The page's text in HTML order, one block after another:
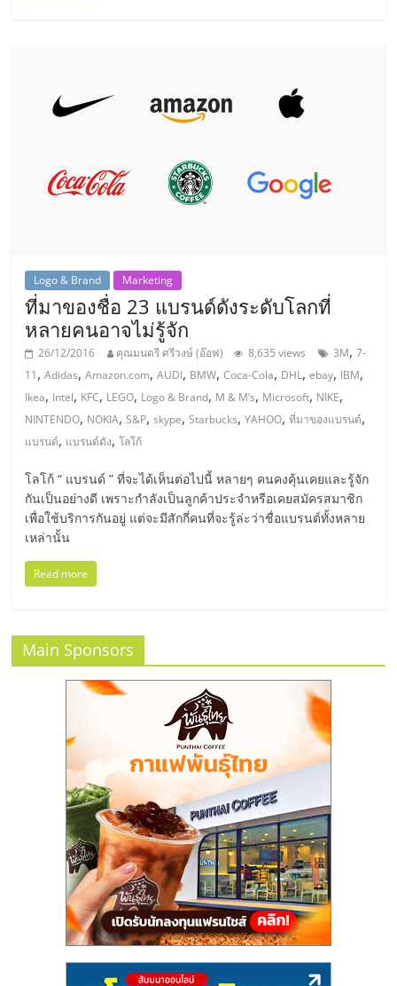
ไชส์,
ปรึกษา
แฟ
รน
ไชส์,
รวม
แฟ
รน
ขาย
แฟ
รน
ไชส์
แฟ
รน
หน้า
บ้าน
Logo & Brand Marketing
ที่มาของชื่อ 23 แบรนด์ดังระดับโลกที่
หลายคนอาจไม่รู้จัก
26/12/2016 คุณมนตรี ศรีวงษ์ (อ๊อฟ) 8,635 views 3M,7-
11,Adidas,Amazon.com,AUDI, BMW,Coca-Cola, DHL,ebay, IBM,
Ikea, Intel, KFC, LEGO, Logo & Brand, M & M’s, Microsoft, NIKE,
NINTENDO, NOKIA,S&P,skype,Starbucks,YAHOO,ที่มาของแบรนด์,
แบรนด์, แบรนด์ดัง,โลโก้
โลโก้ “ แบรนด์ ” ที่จะได้เห็นต่อไปนี้ หลายๆ คนคงคุ้นเคยและรู้จัก
กันเป็นอย่างดี เพราะกำลังเป็นลูกค้าประจำหรือเคยสมัครสมาชิก
เพื่อใช้บริการกันอยู่ แต่จะมีสักกี่คนที่จะรู้ล่ะว่าชื่อแบรนด์ทั้งหลาย
เหล่านั้น
Read more
Main Sponsors